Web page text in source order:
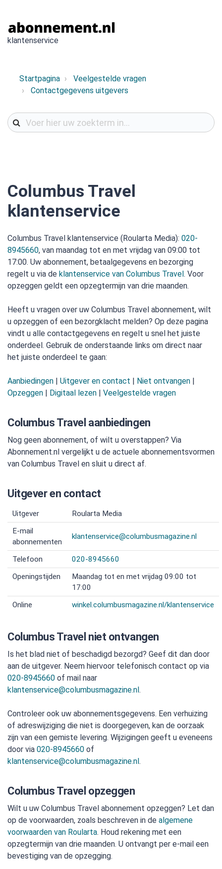
klantenservice
Startpagina
Veelgestelde vragen
Contactgegevens uitgevers
Columbus Travel
klantenservice
Columbus Travel klantenservice (Roularta Media): 020-
8945660, van maandag tot en met vrijdag van 09:00 tot
17:00. Uw abonnement, betaalgegevens en bezorging
regelt u via de klantenservice van Columbus Travel. Voor
opzeggen geldt een opzegtermijn van drie maanden.
Heeft u vragen over uw Columbus Travel abonnement, wilt
u opzeggen of een bezorgklacht melden? Op deze pagina
vindt u alle contactgegevens en regelt u snel het juiste
onderdeel. Gebruik de onderstaande links om direct naar
het juiste onderdeel te gaan:
Aanbiedingen | Uitgever en contact | Niet ontvangen |
Opzeggen | Digitaal lezen | Veelgestelde vragen
Columbus Travel aanbiedingen
Nog geen abonnement, of wilt u overstappen? Via
Abonnement.nl vergelijkt u de actuele abonnementsvormen
van Columbus Travel en sluit u direct af.
Uitgever en contact
Uitgever
Roularta Media
E-mail
abonnementen
klantenservice@columbusmagazine.nl
Telefoon
020-8945660
Openingstijden
Maandag tot en met vrijdag 09:00 tot
17:00
Online
winkel.columbusmagazine.nl/klantenservice
Columbus Travel niet ontvangen
Is het blad niet of beschadigd bezorgd? Geef dit dan door
aan de uitgever. Neem hiervoor telefonisch contact op via
020-8945660 of mail naar
klantenservice@columbusmagazine.nl.
Controleer ook uw abonnementsgegevens. Een verhuizing
of adreswijziging die niet is doorgegeven, kan de oorzaak
zijn van een gemiste levering. Wijzigingen geeft u eveneens
door via 020-8945660 of
klantenservice@columbusmagazine.nl.
Columbus Travel opzeggen
Wilt u uw Columbus Travel abonnement opzeggen? Let dan
op de voorwaarden, zoals beschreven in de algemene
voorwaarden van Roularta. Houd rekening met een
opzegtermijn van drie maanden. U ontvangt per e-mail een
bevestiging van de opzegging.